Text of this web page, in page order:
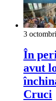
3
În
avut
Cruci